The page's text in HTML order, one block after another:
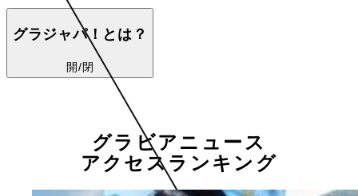
グラジャパ！とは？
開/閉
グラビアニュース
アクセスランキング